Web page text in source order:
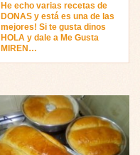
He echo varias recetas de
DONAS y está es una de las
mejores! Si te gusta dinos
HOLA y dale a Me Gusta
MIREN…